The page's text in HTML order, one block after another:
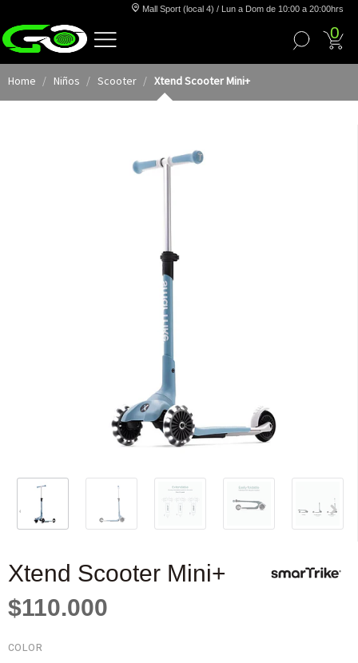
Mall Sport (local 4) / Lun a Dom de 10:00 a 20:00hrs
0
Home Niños Scooter Xtend Scooter Mini+
Xtend Scooter Mini+
$110.000
COLOR